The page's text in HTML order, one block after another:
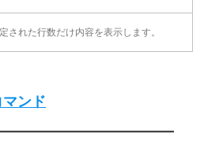
された行数だけ内容を表示します。
ンド